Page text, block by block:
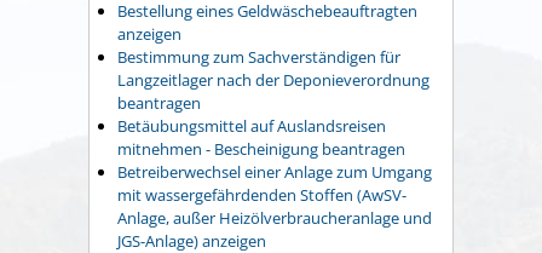
Bestellung eines Geldwäschebeauftragten
anzeigen
Bestimmung zum Sachverständigen für
Langzeitlager nach der Deponieverordnung
beantragen
Betäubungsmittel auf Auslandsreisen
mitnehmen - Bescheinigung beantragen
Betreiberwechsel einer Anlage zum Umgang
mit wassergefährdenden Stoffen (AwSV-
Anlage, außer Heizölverbraucheranlage und
JGS-Anlage) anzeigen